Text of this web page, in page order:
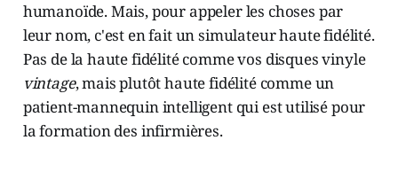
humanoïde. Mais, pour appeler les choses par
leur nom, c'est en fait un simulateur haute fidélité.
Pas de la haute fidélité comme vos disques vinyle
vintage, mais plutôt haute fidélité comme un
patient-mannequin intelligent qui est utilisé pour
la formation des infirmières.